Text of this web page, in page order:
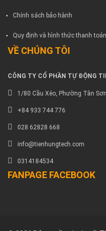
Chính sách bảo hành
Quy định và hình thức thanh toán
VỀ CHÚNG TÔI
CÔNG TY CỔ PHẦN TỰ ĐỘNG
1/80 Cầu Xéo, Phường Tân
+84 933 744 776
028 62828 668
info@tienhungtech.com
0314184534
FANPAGE FACEBOOK